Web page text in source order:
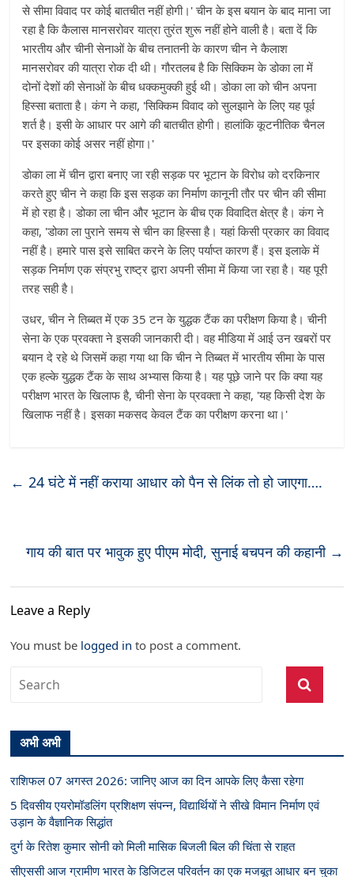
से सीमा विवाद पर कोई बातचीत नहीं होगी।' चीन के इस बयान के बाद माना जा
रहा है कि कैलास मानसरोवर यात्रा तुरंत शुरू नहीं होने वाली है। बता दें कि
भारतीय और चीनी सेनाओं के बीच तनातनी के कारण चीन ने कैलाश
मानसरोवर की यात्रा रोक दी थी। गौरतलब है कि सिक्किम के डोका ला में
दोनों देशों की सेनाओं के बीच धक्कमुक्की हुई थी। डोका ला को चीन अपना
हिस्सा बताता है। कंग ने कहा, 'सिक्किम विवाद को सुलझाने के लिए यह पूर्व
शर्त है। इसी के आधार पर आगे की बातचीत होगी। हालांकि कूटनीतिक चैनल
पर इसका कोई असर नहीं होगा।'
डोका ला में चीन द्वारा बनाए जा रही सड़क पर भूटान के विरोध को दरकिनार
करते हुए चीन ने कहा कि इस सड़क का निर्माण कानूनी तौर पर चीन की सीमा
में हो रहा है। डोका ला चीन और भूटान के बीच एक विवादित क्षेत्र है। कंग ने
कहा, 'डोका ला पुराने समय से चीन का हिस्सा है। यहां किसी प्रकार का विवाद
नहीं है। हमारे पास इसे साबित करने के लिए पर्याप्त कारण हैं। इस इलाके में
सड़क निर्माण एक संप्रभु राष्ट्र द्वारा अपनी सीमा में किया जा रहा है। यह पूरी
तरह सही है।
उधर, चीन ने तिब्बत में एक 35 टन के युद्धक टैंक का परीक्षण किया है। चीनी
सेना के एक प्रवक्ता ने इसकी जानकारी दी। वह मीडिया में आई उन खबरों पर
बयान दे रहे थे जिसमें कहा गया था कि चीन ने तिब्बत में भारतीय सीमा के पास
एक हल्के युद्धक टैंक के साथ अभ्यास किया है। यह पूछे जाने पर कि क्या यह
परीक्षण भारत के खिलाफ है, चीनी सेना के प्रवक्ता ने कहा, 'यह किसी देश के
खिलाफ नहीं है। इसका मकसद केवल टैंक का परीक्षण करना था।'
← 24 घंटे में नहीं कराया आधार को पैन से लिंक तो हो जाएगा….
गाय की बात पर भावुक हुए पीएम मोदी, सुनाई बचपन की कहानी →
Leave a Reply
You must be logged in to post a comment.
अभी अभी
राशिफल 07 अगस्त 2026: जानिए आज का दिन आपके लिए कैसा रहेगा
5 दिवसीय एयरोमॉडलिंग प्रशिक्षण संपन्न, विद्यार्थियों ने सीखे विमान निर्माण एवं
उड़ान के वैज्ञानिक सिद्धांत
दुर्ग के रितेश कुमार सोनी को मिली मासिक बिजली बिल की चिंता से राहत
सीएससी आज ग्रामीण भारत के डिजिटल परिवर्तन का एक मजबूत आधार बन चुका